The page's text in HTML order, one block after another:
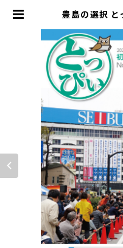
豊島の選択 と